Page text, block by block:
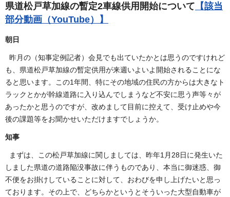
県道松戸草加線の暫定2車線供用開始について 【該当
部分動画（YouTube）】
朝日
昨月の（知事定例記者）会見でも出ていたかとは思うのですけれど
も、県道松戸草加線の暫定供用が来週いよいよ開始されることにな
ると思います。この1年間、特にその地域の住民の方からは大きなト
ラックとかが幹線道路に入り込んでしまうなど不安に思う声等々が
あったかと思うのですが、改めまして目前に控えて、受け止めや今
後の課題等をお聞かせいただけますでしょうか。
知事
まずは、この松戸草加線に関しましては、昨年1月28日に発生いた
しました県道の道路陥没事故に伴うものであり、本当に御迷惑、御
不便をお掛けしていることに対して、おわびを申し上げたいと思っ
ております。その上で、どちらかというとそういった大型自動車が